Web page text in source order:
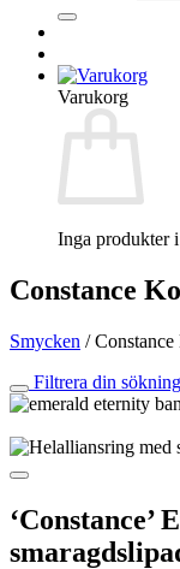
Varukorg
Inga produkter
Constance
Smycken /
Filtrera din
‘Constance’